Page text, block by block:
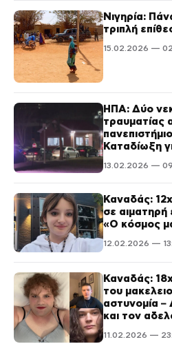
Νιγηρία:
τριπλή
15.02.2026 —
ΗΠΑ: Δύο
τραυματίας
Καταδίωξη
13.02.2026 —
Καναδάς:
σε αιματηρή
«Ο κόσμος
12.02.2026 —
Καναδάς:
του
αστυνομία
και τον
11.02.2026 —